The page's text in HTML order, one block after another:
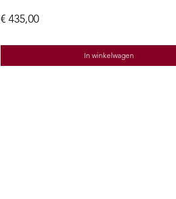
€ 435,00Prijs
In winkelwagen